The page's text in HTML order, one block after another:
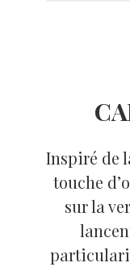
Inspiré de
touche
sur la